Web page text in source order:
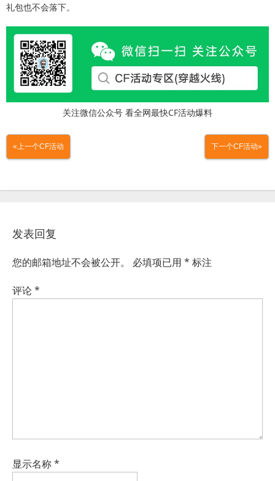
礼包也不会落下。
关注微信公众号 看全网最快CF活动爆料
«上一个CF活动 下一个CF活动»
发表回复
您的邮箱地址不会被公开。 必填项已用 * 标注
评论*
显示名称*